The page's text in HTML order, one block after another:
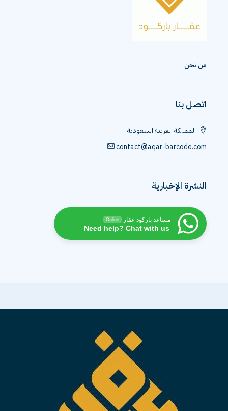
من نحن
اتصل بنا
المملكة العربية السعودية
contact@aqar-barcode.com
النشرة الإخبارية
مساعد باركود عقار Online
Need help? Chat with us